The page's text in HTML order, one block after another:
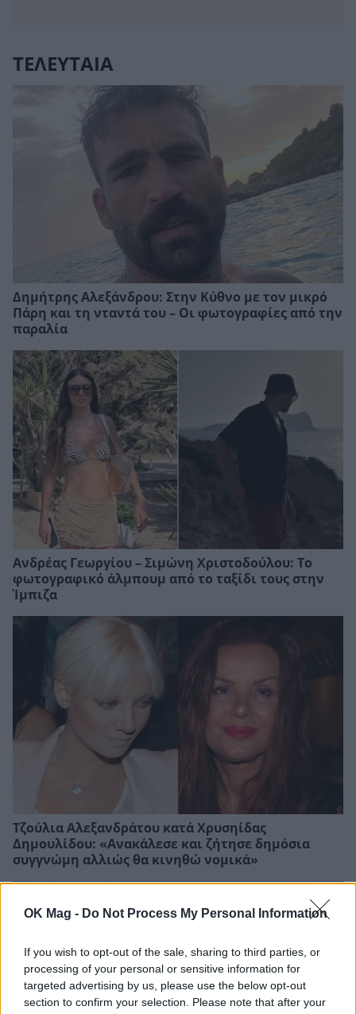
OK Mag - Do Not Process My Personal Information
If you wish to opt-out of the sale, sharing to third parties, or
processing of your personal or sensitive information for
targeted advertising by us, please use the below opt-out
section to confirm your selection. Please note that after your
ΤΕΛΕΥΤΑΙΑ
Δημήτρης Αλεξάνδρου: Στην Κύθνο με τον μικρό
Πάρη και τη νταντά του – Οι φωτογραφίες από την
παραλία
Ανδρέας Γεωργίου – Σιμώνη Χριστοδούλου: Το
φωτογραφικό άλμπουμ από το ταξίδι τους στην
Ίμπιζα
Τζούλια Αλεξανδράτου κατά Χρυσηίδας
Δημουλίδου: «Ανακάλεσε και ζήτησε δημόσια
συγγνώμη αλλιώς θα κινηθώ νομικά»